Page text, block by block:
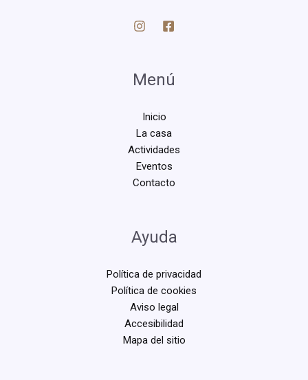
Menú
Inicio
La casa
Actividades
Eventos
Contacto
Ayuda
Política de privacidad
Política de cookies
Aviso legal
Accesibilidad
Mapa del sitio